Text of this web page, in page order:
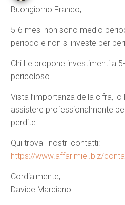
Buongiorno Franco,
5-6 mesi non sono medio
periodo e non si investe per
Chi Le propone investimenti a
pericoloso.
Vista l’importanza della cifra,
assistere professionalmente
perdite.
Qui trova i nostri contatti:
https://www.affarimiei.biz/
Cordialmente,
Davide Marciano